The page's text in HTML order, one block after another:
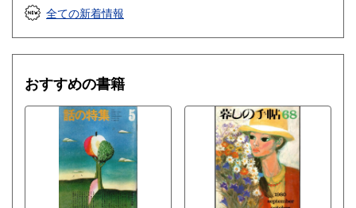
全ての新着情報
おすすめの書籍